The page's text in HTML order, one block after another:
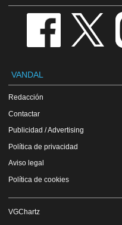
VANDAL
Redacción
Contactar
Publicidad / Advertising
Política de privacidad
Aviso legal
Política de cookies
VGChartz